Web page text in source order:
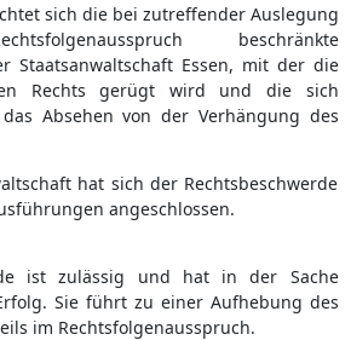
sich die bei zutreffender Auslegung
beschränkte
Staatsanwaltschaft Essen, mit der die
Rechts gerügt wird und die sich
Absehen von der Verhängung des
hat sich der Rechtsbeschwerde
angeschlossen.
ist zulässig und hat in der Sache
Sie führt zu einer Aufhebung des
im Rechtsfolgenausspruch.